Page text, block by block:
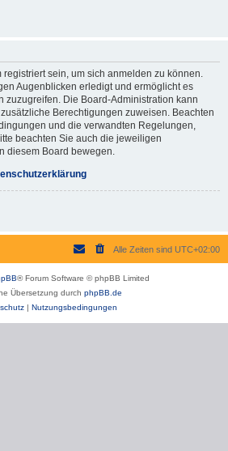
sein, um sich anmelden zu können.
Augenblicken erledigt und ermöglicht es
zuzugreifen. Die Board-Administration kann
Berechtigungen zuweisen. Beachten
und die verwandten Regelungen,
beachten Sie auch die jeweiligen
diesem Board bewegen.
Alle Zeiten sind UTC+02:00
® Forum Software © phpBB Limited
Übersetzung durch phpBB.de
| Nutzungsbedingungen